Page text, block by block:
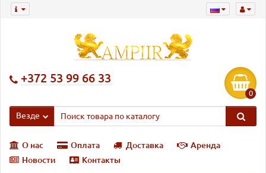
+372 53 99 66 33
0
Везде
О нас Оплата Доставка
Аренда
Новости
Контакты